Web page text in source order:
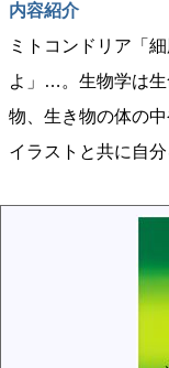
内容紹介
ミトコンドリア「
よ」…。生物学は
物、生き物の体の
イラストと共に自